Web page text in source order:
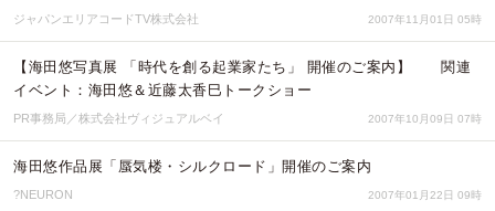
ジャパンエリアコードTV株式会社 2007年11月01日 05時
【海田悠写真展 「時代を創る起業家たち」 開催のご案内】 関連
イベント：海田悠＆近藤太香巳トークショー
PR事務局／株式会社ヴィジュアルベイ 2007年10月09日 07時
海田悠作品展「蜃気楼・シルクロード」開催のご案内
?NEURON 2007年01月22日 09時